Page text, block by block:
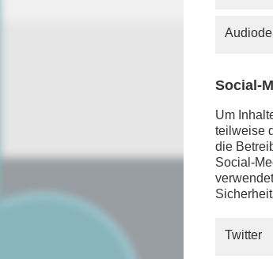
Social-
Um
teilweise
die
Social-
Twitter